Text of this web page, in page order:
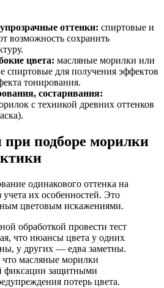
оттенки: спиртовые и
возможность сохранить
цвета: масляные морилки или
спиртовые для получения эффектов
тонирования.
состаривания:
с техникой древних оттенков
подборе морилки
одинакового оттенка на
учета их особенностей. Это
цветовым искажениями.
обработкой провести тест
что нюансы цвета у одних
у других — едва заметны.
что масляные морилки
фиксации защитными
потерь цвета.